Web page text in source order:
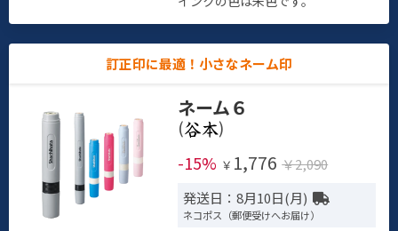
訂正印に最適！小さなネーム印
ネーム６
(
)
-15% ￥ 1,776 ￥2,090
発送日：8月10日(月)
ネコポス（郵便受けへお届け）